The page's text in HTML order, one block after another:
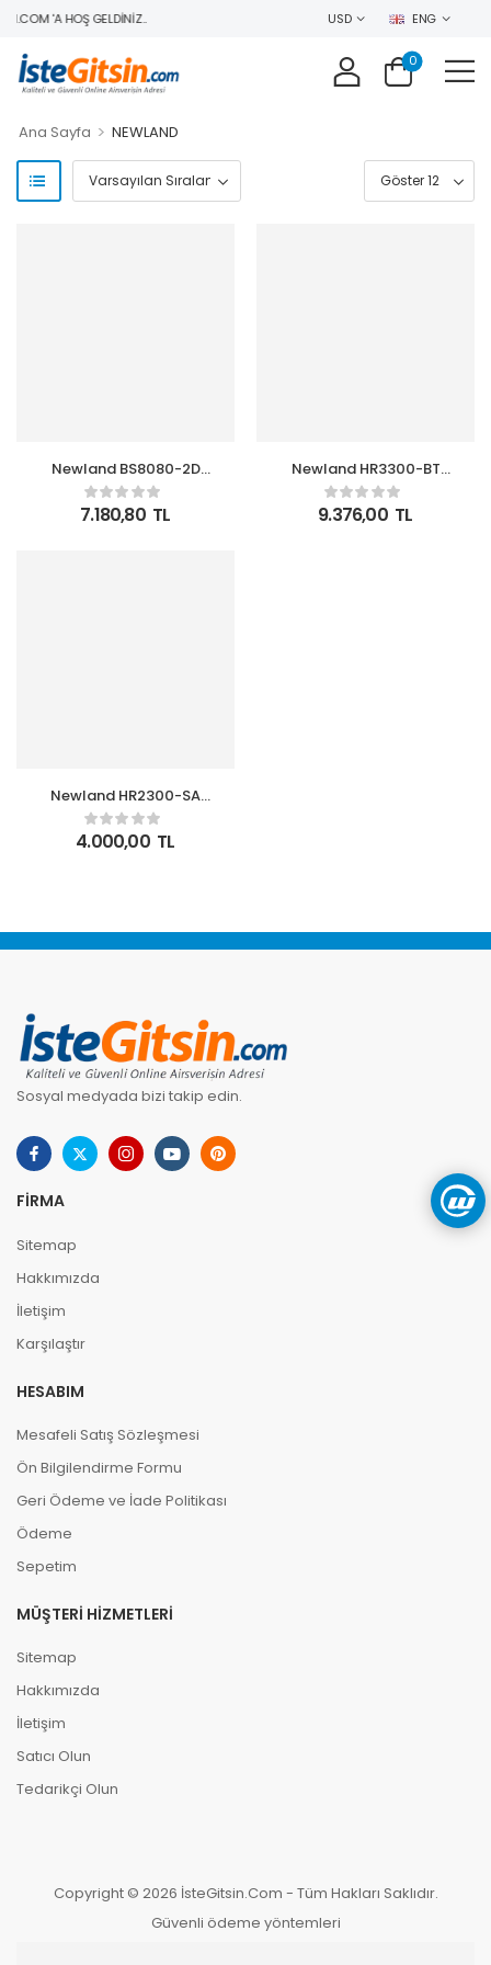
'A HOŞ GELDINIZ.. USD ENG
0
Ana Sayfa > NEWLAND
Newland BS8080-2D
Kablosuz Karekod
Barkod Okuyucu
7.180,80 TL
Newland HR3300-BT
Kablosuz 2D Karekod
Okuyucu USB Bağlantıl
9.376,00 TL
Newland HR2300-SA
Karekod Okuyucu Ayak,
USB Bağlantılı
4.000,00 TL
Sosyal medyada bizi takip edin.
FIRMA
Sitemap
Hakkımızda
İletişim
Karşılaştır
HESABIM
Mesafeli Satış Sözleşmesi
Ön Bilgilendirme Formu
Geri Ödeme ve İade Politikası
Ödeme
Sepetim
MÜŞTERI HIZMETLERI
Sitemap
Hakkımızda
İletişim
Satıcı Olun
Tedarikçi Olun
Copyright © 2026 İsteGitsin.Com - Tüm Hakları Saklıdır.
Güvenli ödeme yöntemleri